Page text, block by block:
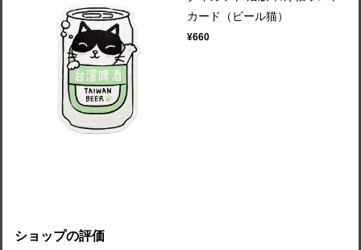
カード（ビール猫）
¥660
ショップの評価